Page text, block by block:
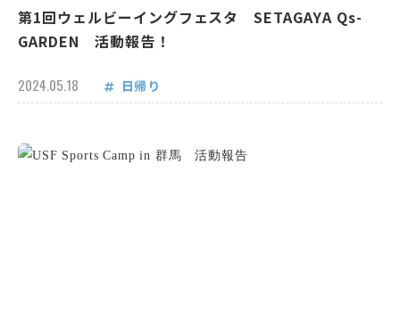
第1回ウェルビーイングフェスタ SETAGAYA Qs-
GARDEN 活動報告！
2024.05.18 日帰り